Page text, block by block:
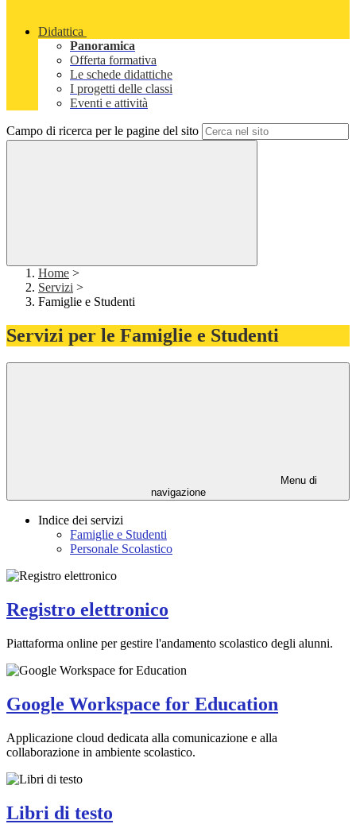
Didattica
Panoramica
Offerta formativa
Le schede didattiche
I progetti delle classi
Eventi e attività
Campo di ricerca per le pagine del sito
Home >
Servizi >
Famiglie e Studenti
Servizi per le Famiglie e Studenti
Menu di
navigazione
Indice dei servizi
Famiglie e Studenti
Personale Scolastico
Registro elettronico
Piattaforma online per gestire l'andamento scolastico degli alunni.
Google Workspace for Education
Applicazione cloud dedicata alla comunicazione e alla
collaborazione in ambiente scolastico.
Libri di testo